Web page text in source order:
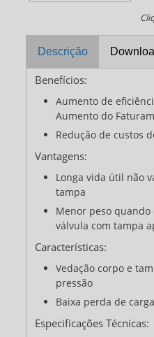
Descrição
Benefícios:
Aumento de
Aumento do
Redução de custos
Vantagens:
Longa vida útil não
tampa
Menor peso quando
válvula com tampa
Características:
Vedação corpo e
pressão
Baixa perda de carga
Especificações Técnicas: